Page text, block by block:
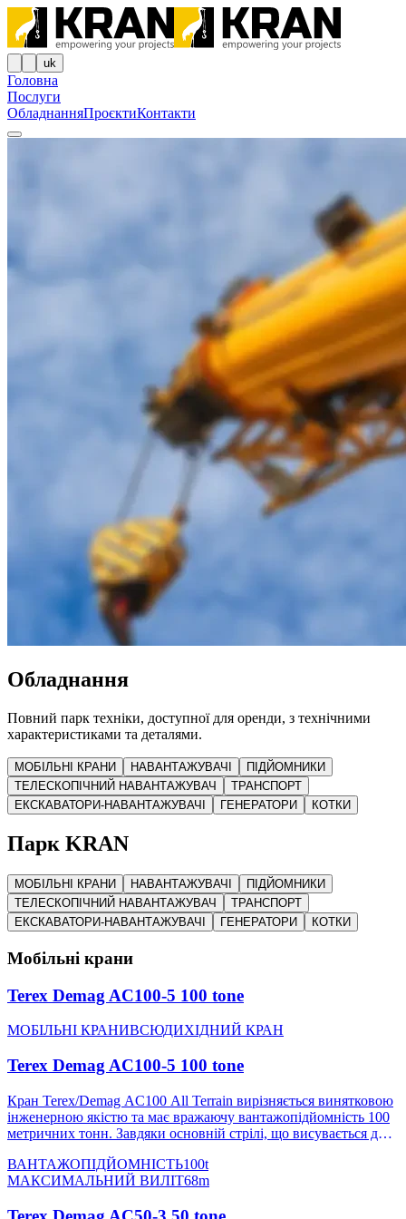
uk
Головна
Послуги
ОбладнанняПроєктиКонтакти
Обладнання
Повний парк техніки, доступної для оренди, з технічними
характеристиками та деталями.
МОБІЛЬНІ КРАНИ НАВАНТАЖУВАЧІ
ПІДЙОМНИКИ
ТЕЛЕСКОПІЧНИЙ НАВАНТАЖУВАЧ
ТРАНСПОРТ
ЕКСКАВАТОРИ-НАВАНТАЖУВАЧІ
ГЕНЕРАТОРИ КОТКИ
Парк KRAN
МОБІЛЬНІ КРАНИ НАВАНТАЖУВАЧІ
ПІДЙОМНИКИ
ТЕЛЕСКОПІЧНИЙ НАВАНТАЖУВАЧ
ТРАНСПОРТ
ЕКСКАВАТОРИ-НАВАНТАЖУВАЧІ
ГЕНЕРАТОРИ КОТКИ
Мобільні крани
Terex Demag AC100-5 100 tone
МОБІЛЬНІ КРАНИВСЮДИХІДНИЙ КРАН
Terex Demag AC100-5 100 tone
Кран Terex/Demag AC100 All Terrain вирізняється винятковою
інженерною якістю та має вражаючу вантажопідйомність 100
метричних тонн. Завдяки основній стрілі, що висувається до
прикладом універсальності й адаптивності в підйомних
роботах. Його компактна конструкція з довжиною ходової
тісних просторах, що робить його ідеальним вибором для
ВАНТАЖОПІДЙОМНІСТЬ100t
МАКСИМАЛЬНИЙ ВИЛІТ68m